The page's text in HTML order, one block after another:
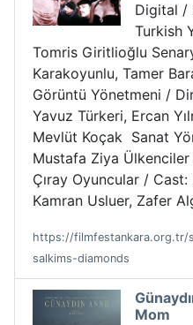
Digital /
Turkish
Tomris Giritlioğlu
Karakoyunlu, Tamer
Görüntü Yönetmeni /
Yavuz Türkeri, Ercan
Mevlüt Koçak Sanat
Mustafa Ziya
Çıray Oyuncular /
Kamran Usluer, Zafer
https://filmfestankara.org.tr/
salkims-diamonds
Mom